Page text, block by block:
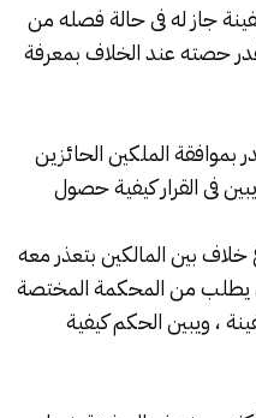
جاز له فى حالة فصله من
حصته عند الخلاف بمعرفة
بموافقة الملكين الحائزين
فى القرار كيفية حصول
بين المالكين بتعذر معه
يطلب من المحكمة المختصة
، ويبين الحكم كيفية